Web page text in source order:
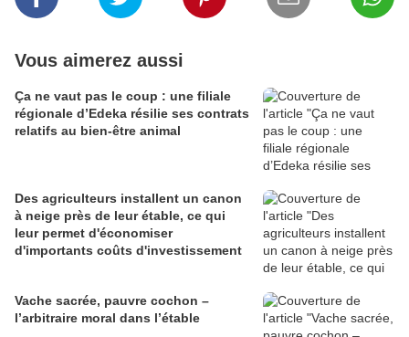
Vous aimerez aussi
Ça ne vaut pas le coup : une filiale
régionale d’Edeka résilie ses contrats
relatifs au bien-être animal
Des agriculteurs installent un canon
à neige près de leur étable, ce qui
leur permet d'économiser
d'importants coûts d'investissement
Vache sacrée, pauvre cochon –
l’arbitraire moral dans l’étable